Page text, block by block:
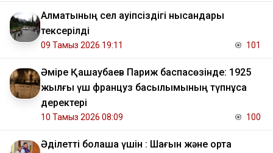
Алматының сел қауіпсіздігі нысандары
тексерілді
09 Тамыз 2026 19:11 101
Әміре Қашаубаев Париж баспасөзінде: 1925
жылғы үш француз басылымының түпнұсқа
деректері
10 Тамыз 2026 08:09 100
Әділетті болашақ үшін : Шағын және орта